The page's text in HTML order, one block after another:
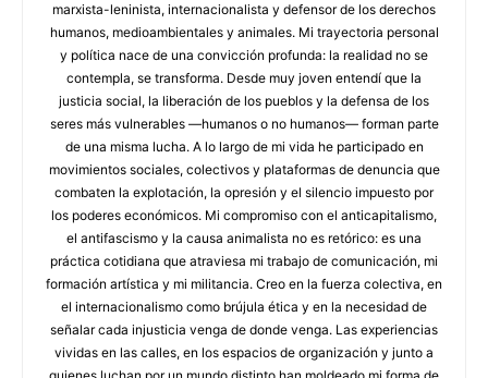
marxista-leninista, internacionalista y defensor de los derechos
humanos, medioambientales y animales. Mi trayectoria personal
y política nace de una convicción profunda: la realidad no se
contempla, se transforma. Desde muy joven entendí que la
justicia social, la liberación de los pueblos y la defensa de los
seres más vulnerables —humanos o no humanos— forman parte
de una misma lucha. A lo largo de mi vida he participado en
movimientos sociales, colectivos y plataformas de denuncia que
combaten la explotación, la opresión y el silencio impuesto por
los poderes económicos. Mi compromiso con el anticapitalismo,
el antifascismo y la causa animalista no es retórico: es una
práctica cotidiana que atraviesa mi trabajo de comunicación, mi
formación artística y mi militancia. Creo en la fuerza colectiva, en
el internacionalismo como brújula ética y en la necesidad de
señalar cada injusticia venga de donde venga. Las experiencias
vividas en las calles, en los espacios de organización y junto a